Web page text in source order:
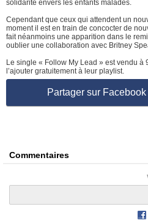
solidarité envers les enfants malades.
Cependant que ceux qui attendent un
moment il est en train de concocter de
fait néanmoins une apparition dans le
oublier une collaboration avec Britney
Le single « Follow My Lead » est vendu
l’ajouter gratuitement à leur playlist.
Partager sur Facebook
Commentaires